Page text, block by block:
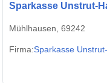
Sparkasse Unstrut-
Mühlhausen, 69242
Firma:Sparkasse